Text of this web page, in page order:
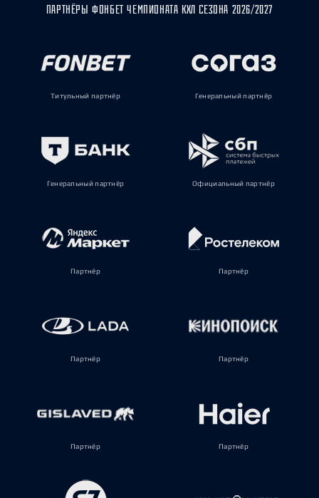
ПАРТНЁРЫ ФОНБЕТ ЧЕМПИОНАТА КХЛ СЕЗОНА 2026/2027
Титульный партнёр Генеральный партнёр
Генеральный партнёр Официальный партнёр
Партнёр Партнёр
Партнёр Партнёр
Партнёр Партнёр